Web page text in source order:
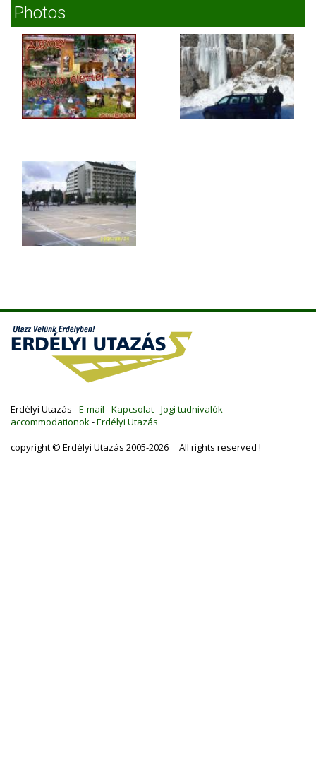
Photos
Erdélyi Utazás -E-mail -Kapcsolat-Jogi tudnivalók -
accommodationok -Erdélyi Utazás
copyright © Erdélyi Utazás 2005-2026 All rights reserved !